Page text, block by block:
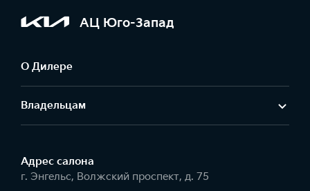
АЦ Юго-Запад
О Дилере
Владельцам
Адрес салонa
г. Энгельс, Волжский проспект, д. 75